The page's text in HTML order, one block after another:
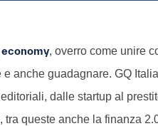
, overro come unire
e anche guadagnare. GQ
dalle startup al
tra queste anche la finanza